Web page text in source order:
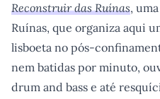
Reconstruir das Ruínas,
Ruínas, que organiza aqui
lisboeta no pós-
nem batidas por minuto,
drum and bass e até